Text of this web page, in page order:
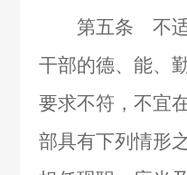
第五条 不适
干部的德、能、
要求不符，不宜
部具有下列情形